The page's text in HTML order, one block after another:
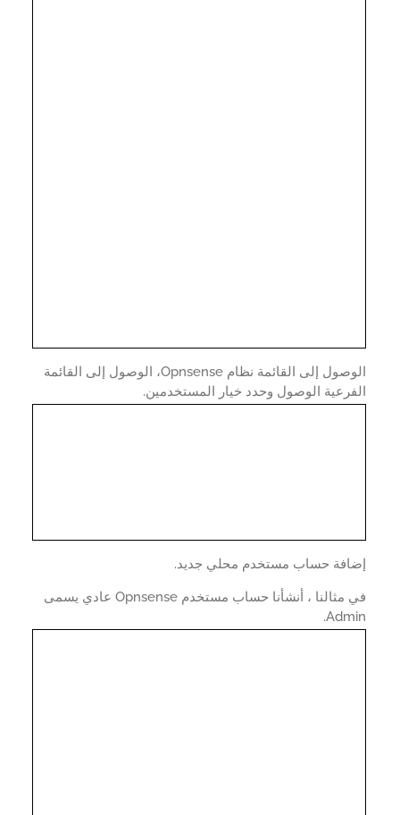
الوصول إلى القائمة نظام Opnsense، الوصول إلى القائمة
الوصول وحدد خيار المستخدمين.
حساب مستخدم محلي جديد.
في مثالنا ، أنشأنا حساب مستخدم Opnsense عادي يسمى